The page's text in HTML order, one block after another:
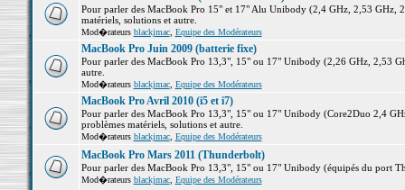
Pour parler des MacBook Pro 15" et 17" Alu Unibody (2,4 GHz, 2,53 GHz,
matériels, solutions et autre.
Mod�rateurs blackjmac, Equipe des Modérateurs
MacBook Pro Juin 2009 (batterie fixe)
Pour parler des MacBook Pro 13,3", 15" ou 17" Unibody (2,26 GHz, 2,53
autre.
Mod�rateurs blackjmac, Equipe des Modérateurs
MacBook Pro Avril 2010 (i5 et i7)
Pour parler des MacBook Pro 13,3", 15" ou 17" Unibody (Core2Duo 2,4
problèmes matériels, solutions et autre.
Mod�rateurs blackjmac, Equipe des Modérateurs
MacBook Pro Mars 2011 (Thunderbolt)
Pour parler des MacBook Pro 13,3", 15" ou 17" Unibody (équipés du port
Mod�rateurs blackjmac, Equipe des Modérateurs